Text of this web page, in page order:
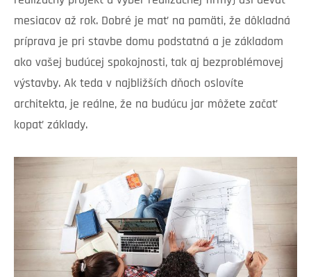
mesiacov až rok. Dobré je mať na pamäti, že dôkladná
príprava je pri stavbe domu podstatná a je základom
ako vašej budúcej spokojnosti, tak aj bezproblémovej
výstavby. Ak teda v najbližších dňoch oslovíte
architekta, je reálne, že na budúcu jar môžete začať
kopať základy.